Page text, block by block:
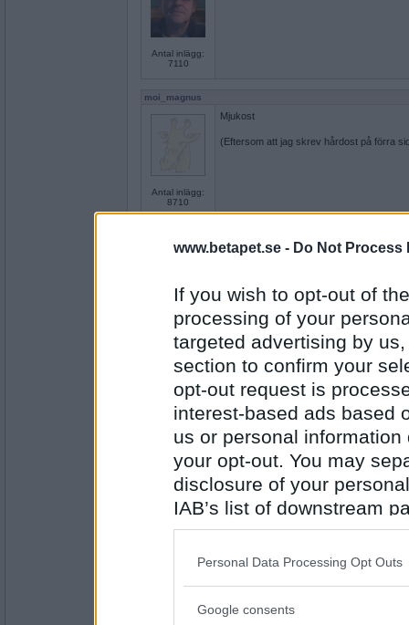
www.betapet.se - Do Not Process
If you wish to opt-out of
processing of your
targeted advertising by
section to confirm your
opt-out request is
interest-based ads based
us or personal
your opt-out. You may
disclosure of your
IAB’s list of downstream
also be disclosed by us
Downstream Participants
Please note that this
Personal Data Processing Opt Outs
Google consents
Antal inlägg:
7110
moi_magnus
Antal inlägg:
8710
Mjukost
(Eftersom att jag skrev hårdost på förra
Antal inlägg:
7110
Motljus
Antal inlägg:
2873
Månljus
lolololololo
Antal inlägg:
Julsång